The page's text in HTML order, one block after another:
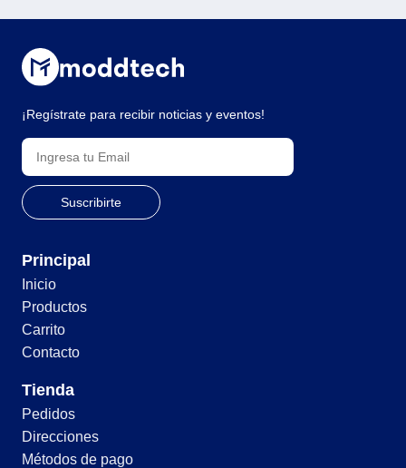
¡Regístrate para recibir noticias y eventos!
Principal
Inicio
Productos
Carrito
Contacto
Tienda
Pedidos
Direcciones
Métodos de pago